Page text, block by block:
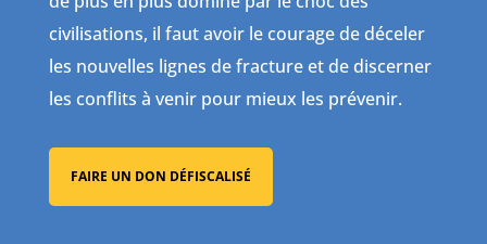
civilisations, il faut avoir le courage de déceler
les nouvelles lignes de fracture et de discerner
les conflits à venir pour mieux les prévenir.
FAIRE UN DON DÉFISCALISÉ